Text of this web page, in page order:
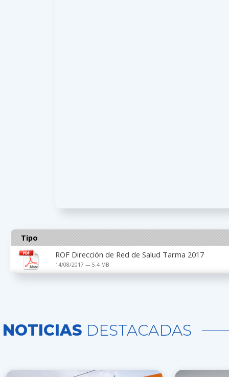
Tipo
ROF Dirección de Red de Salud Tarma 2017
14/08/2017 — 5.4 MB
NOTICIAS DESTACADAS